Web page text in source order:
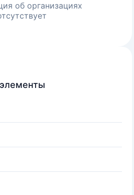
об организациях